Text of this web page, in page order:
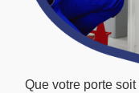
Que votre porte